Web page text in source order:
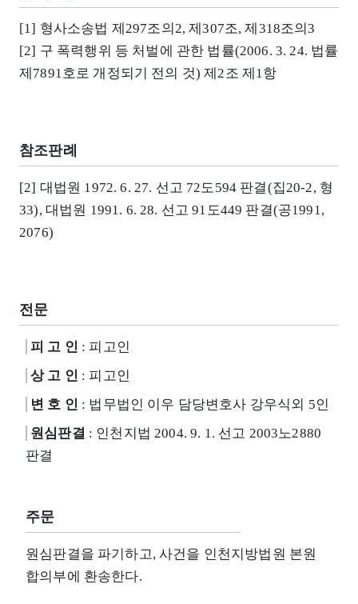
[1] 형사소송법 제297조의2, 제307조, 제318조의3
[2] 구 폭력행위 등 처벌에 관한 법률(2006. 3. 24. 법률
제7891호로 개정되기 전의 것) 제2조 제1항
참조판례
[2] 대법원 1972. 6. 27. 선고 72도594 판결(집20-2, 형
33), 대법원 1991. 6. 28. 선고 91도449 판결(공1991,
2076)
전문
피 고 인 : 피고인
상 고 인 : 피고인
변 호 인 : 법무법인 이우 담당변호사 강우식외 5인
원심판결 : 인천지법 2004. 9. 1. 선고 2003노2880
판결
주문
원심판결을 파기하고, 사건을 인천지방법원 본원
합의부에 환송한다.